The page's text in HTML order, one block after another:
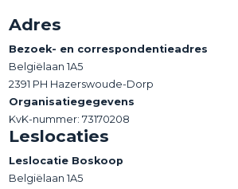
Adres
Bezoek- en correspondentieadres
Belgiëlaan 1A5
2391 PH Hazerswoude-Dorp
Organisatiegegevens
KvK-nummer: 73170208
Leslocaties
Leslocatie Boskoop
Belgiëlaan 1A5